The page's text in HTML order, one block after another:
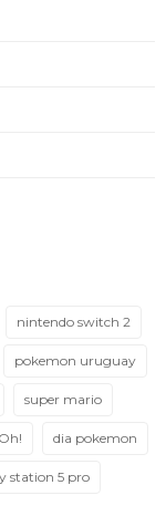
nintendo switch 2
pokemon uruguay
super mario
dia pokemon
station 5 pro